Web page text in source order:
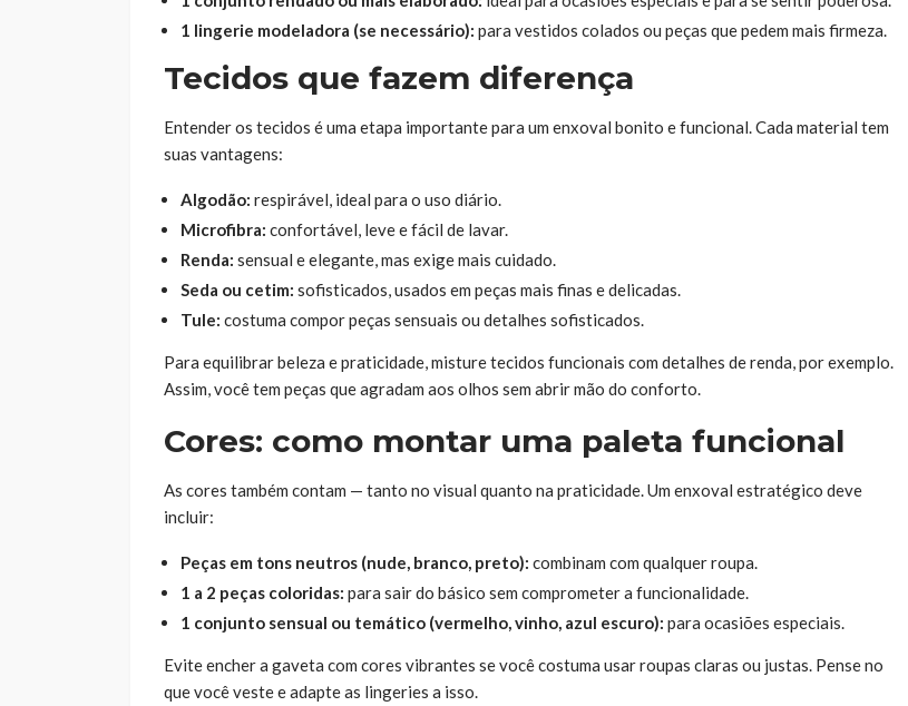
1 lingerie modeladora (se necessário): para vestidos colados ou peças que pedem mais firmeza.
Tecidos que fazem diferença
Entender os tecidos é uma etapa importante para um enxoval bonito e funcional. Cada material tem
suas vantagens:
Algodão: respirável, ideal para o uso diário.
Microfibra: confortável, leve e fácil de lavar.
Renda: sensual e elegante, mas exige mais cuidado.
Seda ou cetim: sofisticados, usados em peças mais finas e delicadas.
Tule: costuma compor peças sensuais ou detalhes sofisticados.
Para equilibrar beleza e praticidade, misture tecidos funcionais com detalhes de renda, por exemplo.
Assim, você tem peças que agradam aos olhos sem abrir mão do conforto.
Cores: como montar uma paleta funcional
As cores também contam — tanto no visual quanto na praticidade. Um enxoval estratégico deve
incluir:
Peças em tons neutros (nude, branco, preto): combinam com qualquer roupa.
1 a 2 peças coloridas: para sair do básico sem comprometer a funcionalidade.
1 conjunto sensual ou temático (vermelho, vinho, azul escuro): para ocasiões especiais.
Evite encher a gaveta com cores vibrantes se você costuma usar roupas claras ou justas. Pense no
que você veste e adapte as lingeries a isso.